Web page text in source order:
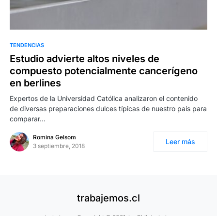
TENDENCIAS
Estudio advierte altos niveles de
compuesto potencialmente cancerígeno
en berlines
Expertos de la Universidad Católica analizaron el contenido
de diversas preparaciones dulces típicas de nuestro país para
comparar…
Romina Gelsom
3 septiembre, 2018
Leer más
trabajemos.cl